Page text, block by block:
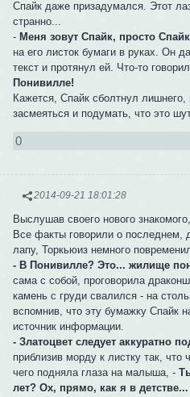
Спайк даже призадумался. Этот
странно...
- Меня зовут Спайк, просто
на его листок бумаги в руках. Он
текст и протянул ей. Что-то
Понивилле!
Кажется, Спайк сболтнул
засмеяться и подумать, что это
0
2014-09-21 18:01:28
Выслушав своего нового
Все факты говорили о последнем,
лапу, Торкьюиз немного
- В Понивилле? Это... жилище
сама с собой, проговорила
камень с груди свалился - на
вспомнив, что эту бумажку Спайк
источник информации.
- Златоцвет следует аккуратно
приблизив морду к листку так,
чего подняла глаза на малыша, -
лет? Ох, прямо, как я в детстве...